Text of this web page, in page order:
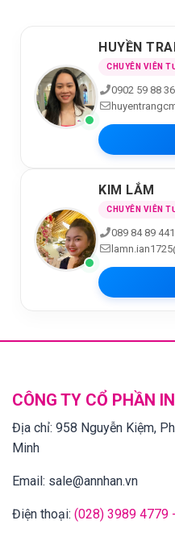
HUYỀN
CHUYÊN VIÊN
0902 59 88 36
KIM LẮM
CHUYÊN VIÊN
089 84 89 441
CÔNG TY CỔ PHẦN
Địa chỉ: 958 Nguyễn Kiệm,
Minh
Email: sale@annhan.vn
Điện thoại: (028) 3989 4779